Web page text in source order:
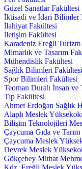
Güzel Sanatlar Fakültesi
İktisadi ve İdari Bilimler
İlahiyat Fakültesi
İletişim Fakültesi
Karadeniz Ereğli Turizm
Mimarlık ve Tasarım
Mühendislik Fakültesi
Sağlık Bilimleri Fakültesi
Spor Bilimleri Fakültesi
Teoman Duralı İnsan
Tıp Fakültesi
Ahmet Erdoğan Sağlık
Alaplı Meslek
Bilişim Teknolojileri
Çaycuma Gıda ve
Çaycuma Meslek
Devrek Meslek
Gökçebey Mithat